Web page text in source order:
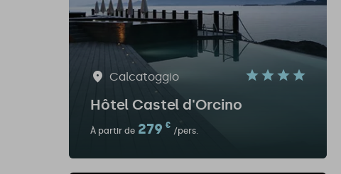
Calcatoggio
Hôtel Castel d'Orcino
À partir de 279 €
/pers.